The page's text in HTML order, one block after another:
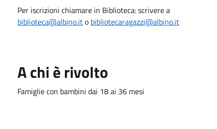
Per iscrizioni chiamare in Biblioteca: scrivere a
biblioteca@albino.ito bibliotecaragazzi@albino.it
A chi è rivolto
Famiglie con bambini dai 18 ai 36 mesi